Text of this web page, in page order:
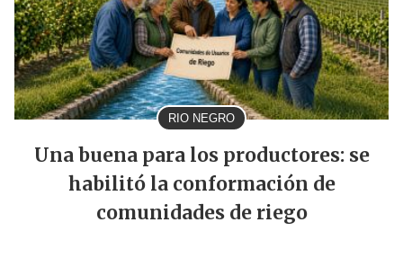
RIO NEGRO
Una buena para los productores: se
habilitó la conformación de
comunidades de riego